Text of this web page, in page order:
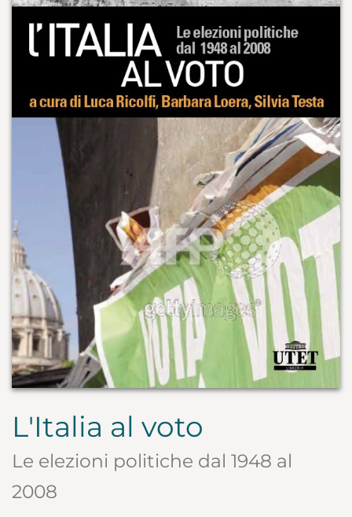
L'Italia al voto
Le elezioni politiche dal 1948 al
2008